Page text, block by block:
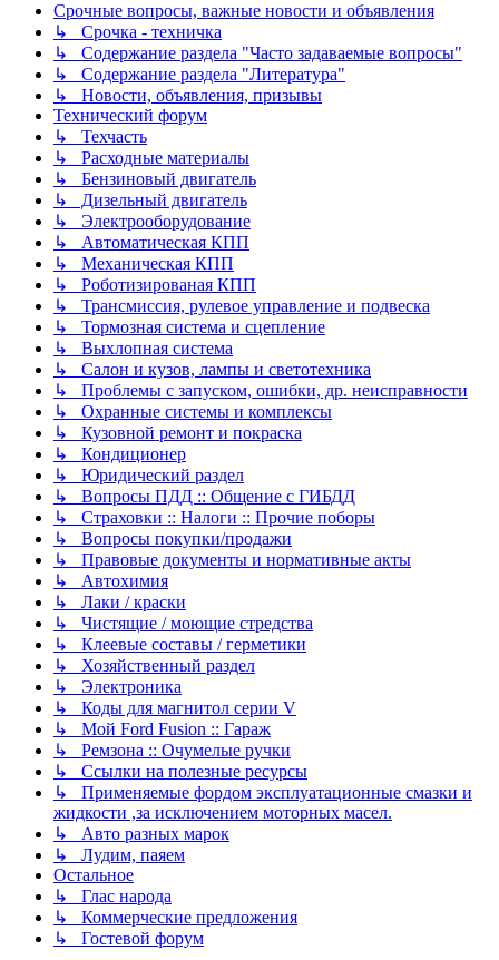
Срочные вопросы, важные новости и объявления
↳ Срочка - техничка
↳ Содержание раздела "Часто задаваемые вопросы"
↳ Содержание раздела "Литература"
↳ Новости, объявления, призывы
Технический форум
↳ Техчасть
↳ Расходные материалы
↳ Бензиновый двигатель
↳ Дизельный двигатель
↳ Электрооборудование
↳ Автоматическая КПП
↳ Механическая КПП
↳ Роботизированая КПП
↳ Трансмиссия, рулевое управление и подвеска
↳ Тормозная система и сцепление
↳ Выхлопная система
↳ Салон и кузов, лампы и светотехника
↳ Проблемы с запуском, ошибки, др. неисправности
↳ Охранные системы и комплексы
↳ Кузовной ремонт и покраска
↳ Кондиционер
↳ Юридический раздел
↳ Вопросы ПДД :: Общение с ГИБДД
↳ Страховки :: Налоги :: Прочие поборы
↳ Вопросы покупки/продажи
↳ Правовые документы и нормативные акты
↳ Автохимия
↳ Лаки / краски
↳ Чистящие / моющие стредства
↳ Клеевые составы / герметики
↳ Хозяйственный раздел
↳ Электроника
↳ Коды для магнитол серии V
↳ Мой Ford Fusion :: Гараж
↳ Ремзона :: Очумелые ручки
↳ Ссылки на полезные ресурсы
↳ Применяемые фордом эксплуатационные смазки и
жидкости ,за исключением моторных масел.
↳ Авто разных марок
↳ Лудим, паяем
Остальное
↳ Глас народа
↳ Коммерческие предложения
↳ Гостевой форум